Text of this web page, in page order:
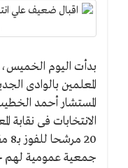
ضعيف
علي
انتخابات
التجديد
النصفى
المعلمين
بالوادى
بدأت اليوم الخميس،
المعلمين بالوادى
المستشار أحمد
الانتخابات فى نقابة
جمعية عمومية لهم